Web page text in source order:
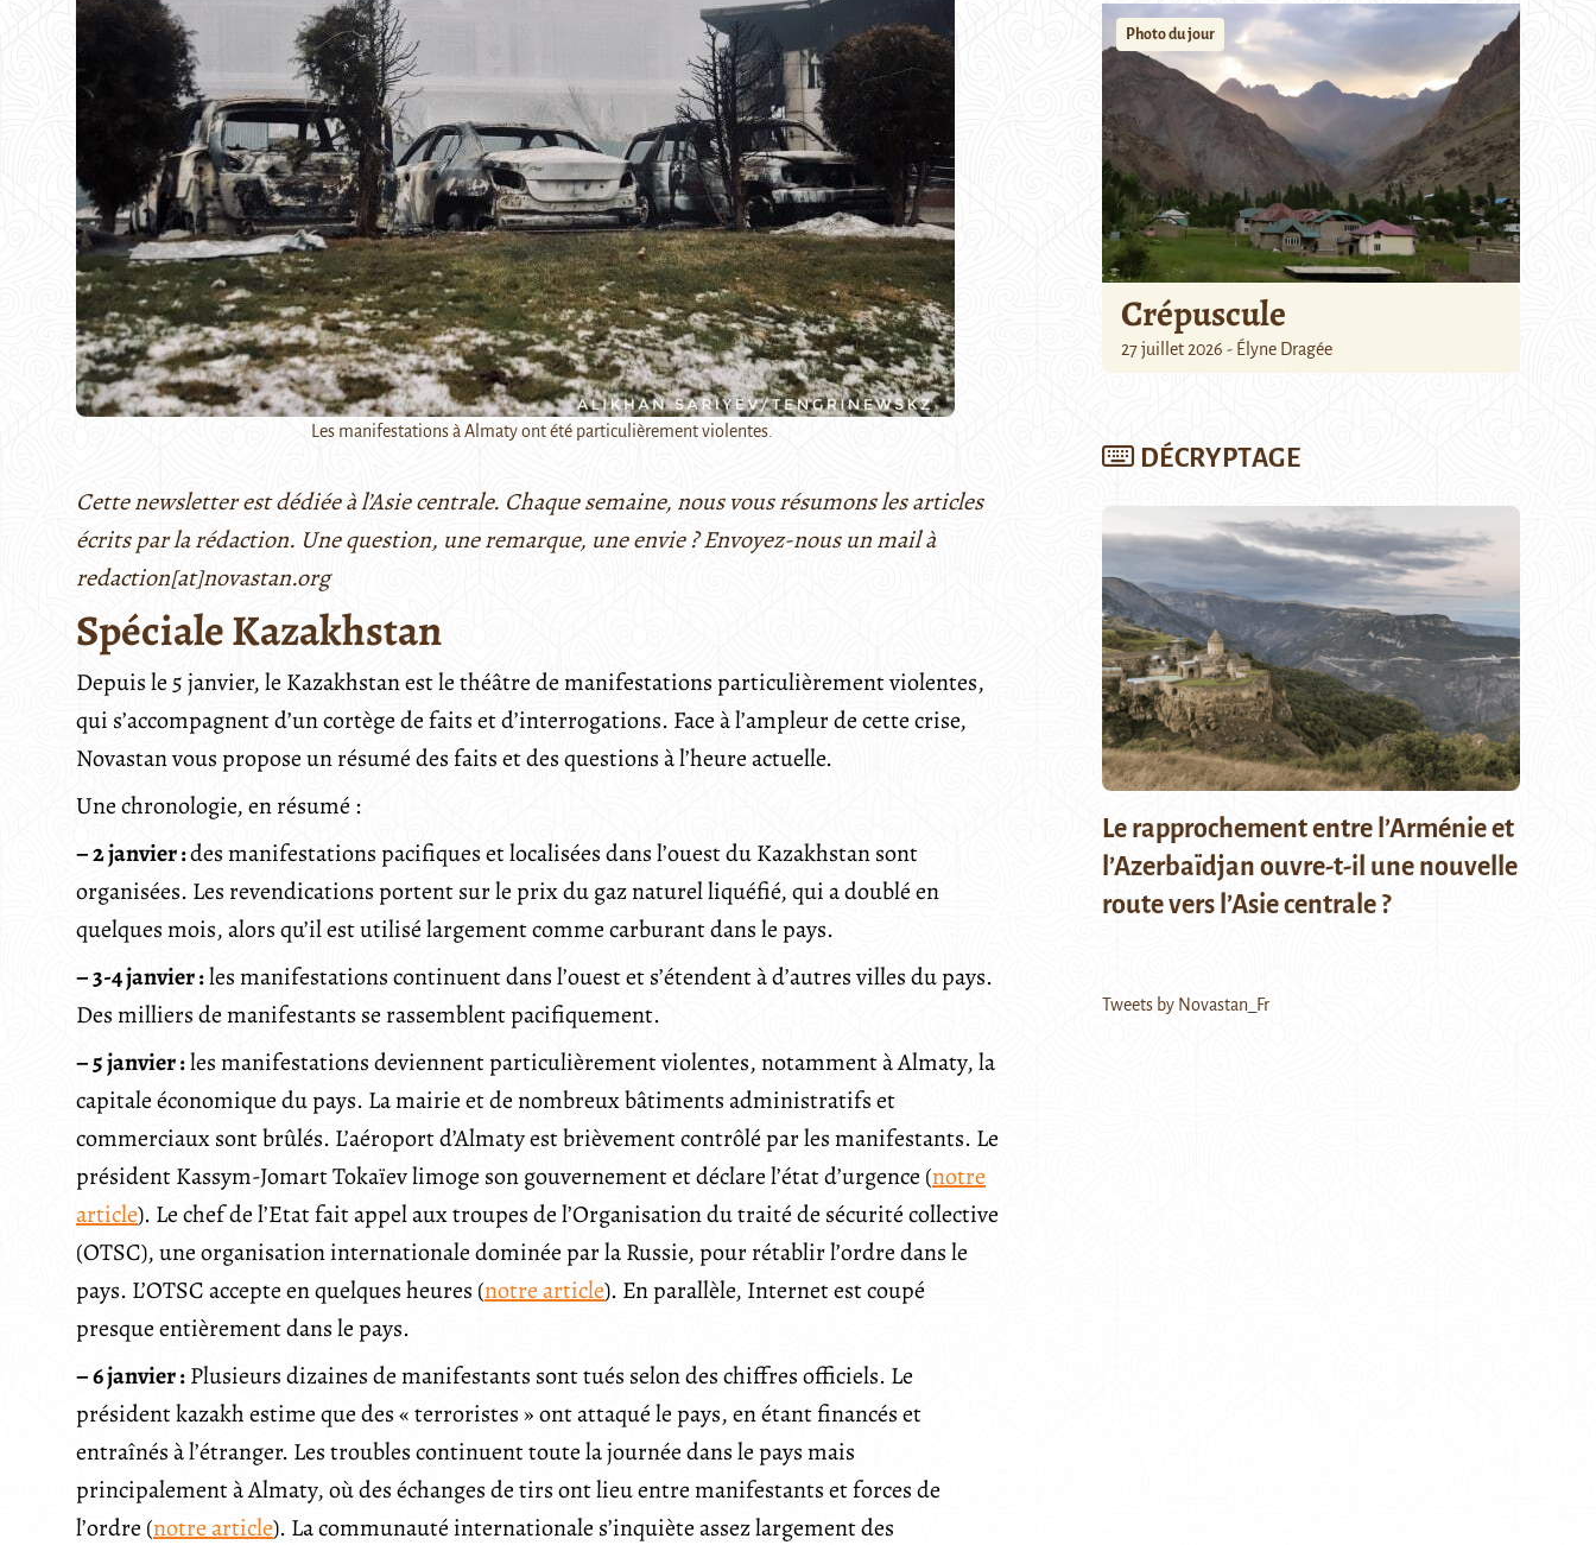
Les manifestations à Almaty ont été particulièrement violentes.
Cette newsletter est dédiée à l’Asie centrale. Chaque semaine, nous vous résumons les articles
écrits par la rédaction. Une question, une remarque, une envie ? Envoyez-nous un mail à
redaction[at]novastan.org
Spéciale Kazakhstan
Depuis le 5 janvier, le Kazakhstan est le théâtre de manifestations particulièrement violentes,
qui s’accompagnent d’un cortège de faits et d’interrogations. Face à l’ampleur de cette crise,
Novastan vous propose un résumé des faits et des questions à l’heure actuelle.
Une chronologie, en résumé :
– 2 janvier :des manifestations pacifiques et localisées dans l’ouest du Kazakhstan sont
organisées. Les revendications portent sur le prix du gaz naturel liquéfié, qui a doublé en
quelques mois, alors qu’il est utilisé largement comme carburant dans le pays.
– 3-4 janvier :les manifestations continuent dans l’ouest et s’étendent à d’autres villes du pays.
Des milliers de manifestants se rassemblent pacifiquement.
– 5 janvier :les manifestations deviennent particulièrement violentes, notamment à Almaty, la
capitale économique du pays. La mairie et de nombreux bâtiments administratifs et
commerciaux sont brûlés. L’aéroport d’Almaty est brièvement contrôlé par les manifestants. Le
président Kassym-Jomart Tokaïev limoge son gouvernement et déclare l’état d’urgence (notre
article). Le chef de l’Etat fait appel aux troupes de l’Organisation du traité de sécurité collective
(OTSC), une organisation internationale dominée par la Russie, pour rétablir l’ordre dans le
pays. L’OTSC accepte en quelques heures (notre article). En parallèle, Internet est coupé
presque entièrement dans le pays.
– 6 janvier :Plusieurs dizaines de manifestants sont tués selon des chiffres officiels. Le
président kazakh estime que des « terroristes » ont attaqué le pays, en étant financés et
entraînés à l’étranger. Les troubles continuent toute la journée dans le pays mais
principalement à Almaty, où des échanges de tirs ont lieu entre manifestants et forces de
l’ordre (notre article). La communauté internationale s’inquiète assez largement des
Photo du jour
Crépuscule
27 juillet 2026 - Élyne Dragée
DÉCRYPTAGE
Le rapprochement entre l’Arménie et
l’Azerbaïdjan ouvre-t-il une nouvelle
route vers l’Asie centrale ?
Tweets by Novastan_Fr